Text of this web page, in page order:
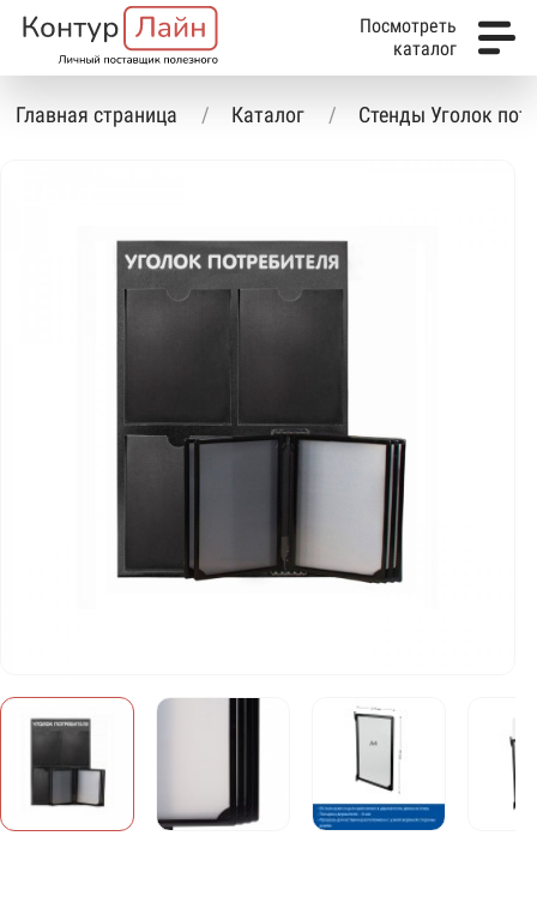
Посмотреть
каталог
Главная страница Каталог Стенды Уголок